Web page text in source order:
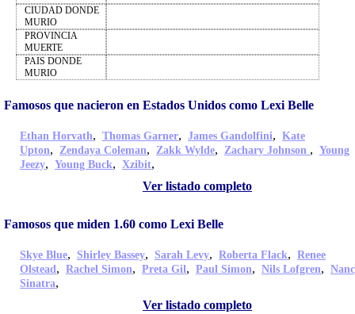
CIUDAD DONDE
MURIO
PROVINCIA
MUERTE
PAIS DONDE
MURIO
Famosos que nacieron en Estados Unidos como Lexi Belle
Ethan Horvath, Thomas Garner, James Gandolfini, Kate
Upton, Zendaya Coleman, Zakk Wylde, Zachary Johnson , Young
Jeezy, Young Buck, Xzibit,
Ver listado completo
Famosos que miden 1.60 como Lexi Belle
Skye Blue, Shirley Bassey, Sarah Levy, Roberta Flack, Renee
Olstead, Rachel Simon, Preta Gil, Paul Simon, Nils Lofgren,
Sinatra,
Ver listado completo